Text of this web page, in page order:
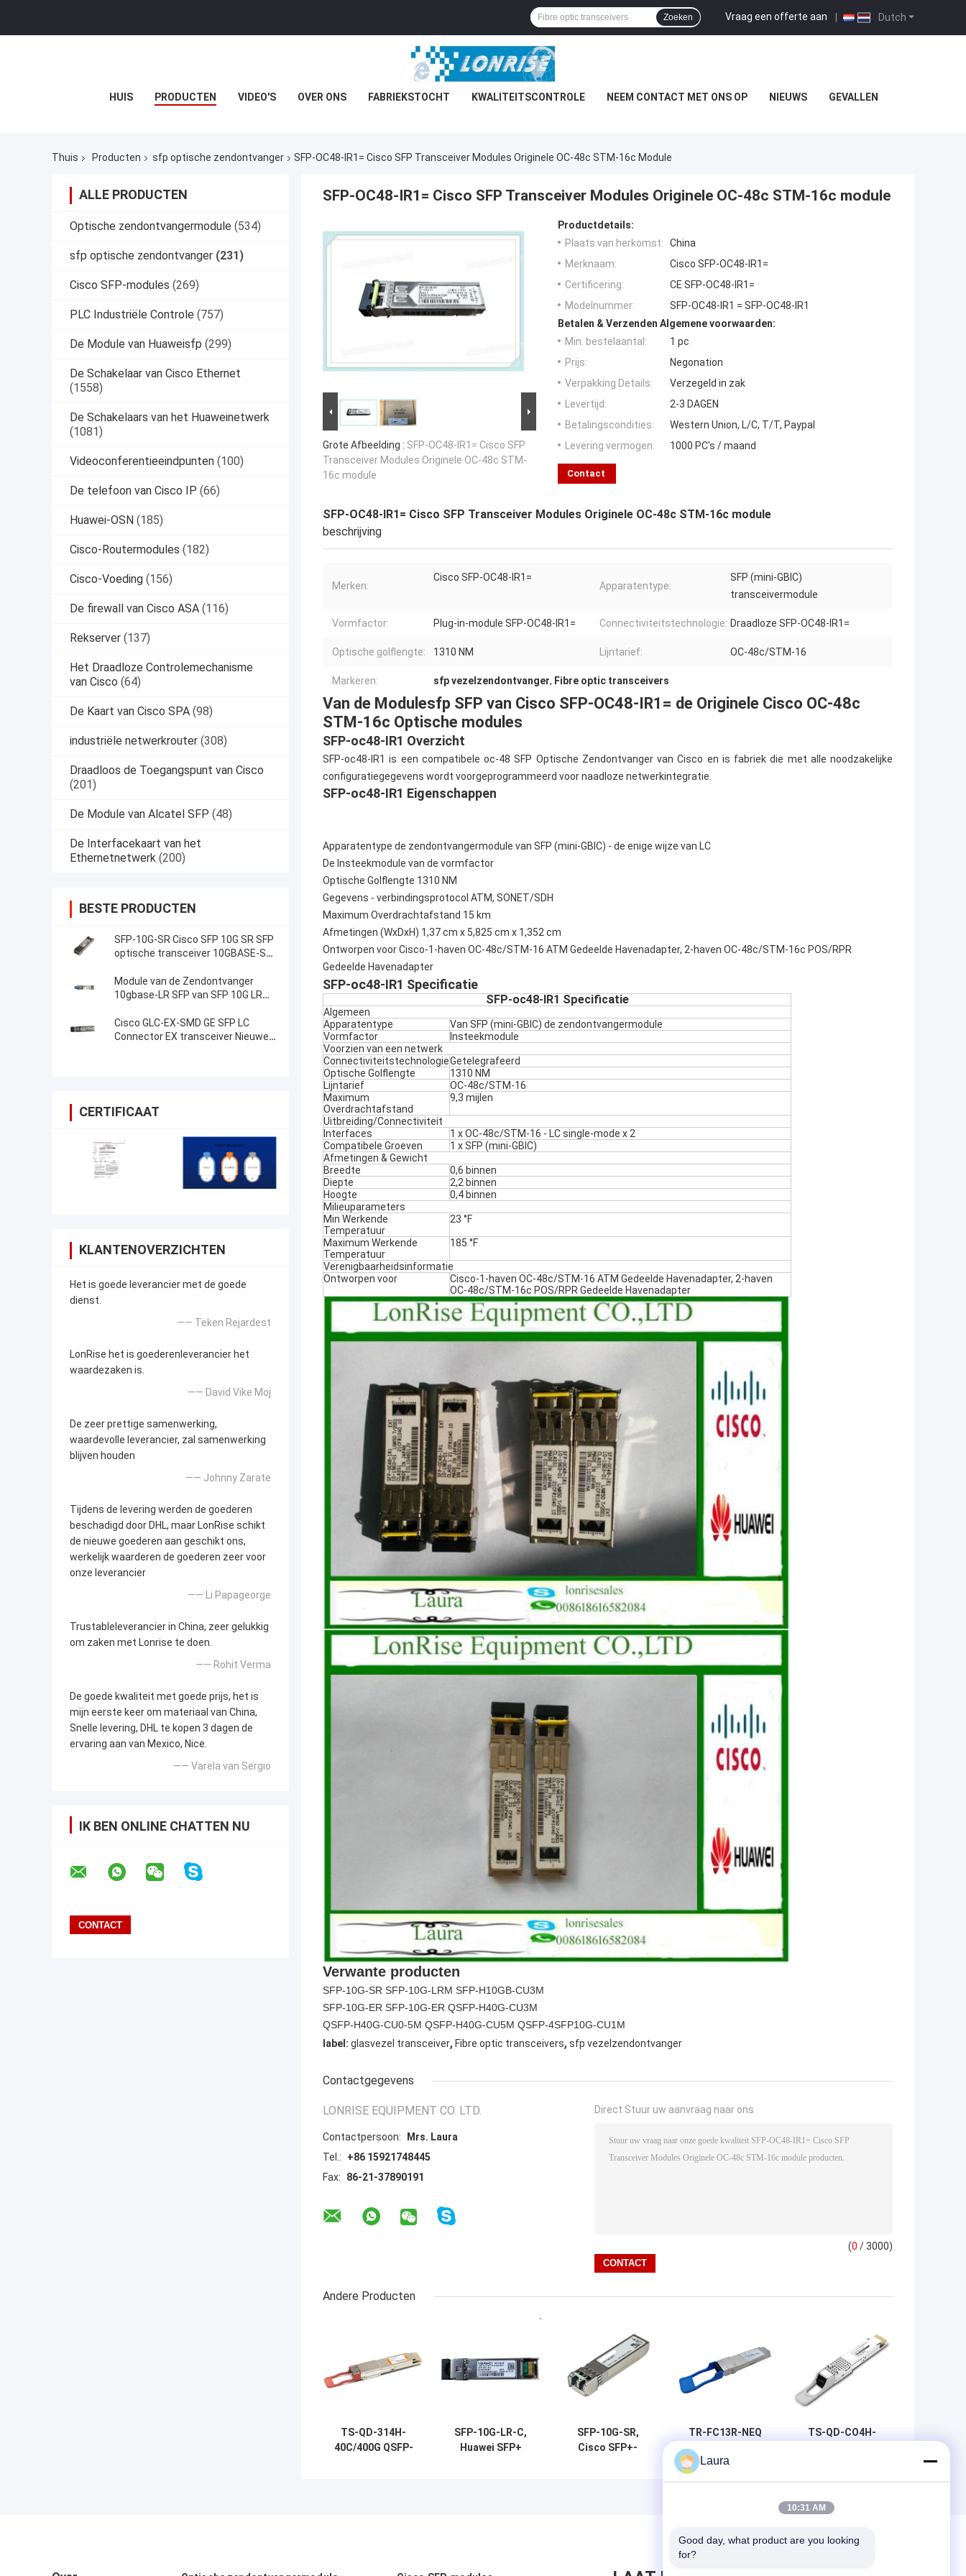
Dutch
Vraag een offerte aan |
Zoeken
HUIS PRODUCTEN VIDEO'S OVER ONS FABRIEKSTOCHT KWALITEITSCONTROLE NEEM CONTACT MET ONS OP NIEUWS GEVALLEN
Thuis Producten sfp optische zendontvanger SFP-OC48-IR1= Cisco SFP Transceiver Modules Originele OC-48c STM-16c Module
ALLE PRODUCTEN
Optische zendontvangermodule (534)
sfp optische zendontvanger (231)
Cisco SFP-modules (269)
PLC Industriële Controle (757)
De Module van Huaweisfp (299)
De Schakelaar van Cisco Ethernet
(1558)
De Schakelaars van het Huaweinetwerk
(1081)
Videoconferentieeindpunten (100)
De telefoon van Cisco IP (66)
Huawei-OSN (185)
Cisco-Routermodules (182)
Cisco-Voeding (156)
De firewall van Cisco ASA (116)
Rekserver (137)
Het Draadloze Controlemechanisme
van Cisco (64)
De Kaart van Cisco SPA (98)
industriële netwerkrouter (308)
Draadloos de Toegangspunt van Cisco
(201)
De Module van Alcatel SFP (48)
De Interfacekaart van het
Ethernetnetwerk (200)
BESTE PRODUCTEN
SFP-10G-SR Cisco SFP 10G SR SFP
optische transceiver 10GBASE-SR
Module van de Zendontvanger
10gbase-LR SFP van SFP 10G LR
Cisco GLC-EX-SMD GE SFP LC
Connector EX transceiver Nieuwe
CERTIFICAAT
KLANTENOVERZICHTEN
Het is goede leverancier met de goede
dienst.
—— Teken Rejardest
LonRise het is goederenleverancier het
waardezaken is.
—— David Vike Moj
De zeer prettige samenwerking,
waardevolle leverancier, zal samenwerking
blijven houden
—— Johnny Zarate
Tijdens de levering werden de goederen
beschadigd door DHL, maar LonRise schikt
de nieuwe goederen aan geschikt ons,
werkelijk waarderen de goederen zeer voor
onze leverancier
—— Li Papageorge
Trustableleverancier in China, zeer gelukkig
om zaken met Lonrise te doen.
—— Rohit Verma
De goede kwaliteit met goede prijs, het is
mijn eerste keer om materiaal van China,
Snelle levering, DHL te kopen 3 dagen de
ervaring aan van Mexico, Nice.
—— Varela van Sergio
IK BEN ONLINE CHATTEN NU
SFP-OC48-IR1= Cisco SFP Transceiver Modules Originele OC-48c STM-16c module
Grote Afbeelding : SFP-OC48-IR1= Cisco SFP
Transceiver Modules Originele OC-48c STM-
16c module
Productdetails:
Plaats van herkomst:
China
Merknaam:
Cisco SFP-OC48-IR1=
Certificering:
CE SFP-OC48-IR1=
Modelnummer:
SFP-OC48-IR1 = SFP-OC48-IR1
Betalen & Verzenden Algemene voorwaarden:
Min. bestelaantal:
1 pc
Prijs:
Negonation
Verpakking Details:
Verzegeld in zak
Levertijd:
2-3 DAGEN
Betalingscondities:
Western Union, L/C, T/T, Paypal
Levering vermogen:
1000 PC's / maand
Contact
SFP-OC48-IR1= Cisco SFP Transceiver Modules Originele OC-48c STM-16c module
beschrijving
Merken:
Cisco SFP-OC48-IR1=
Apparatentype:
SFP (mini-GBIC)
transceivermodule
Vormfactor: Plug-in-module SFP-OC48-IR1= Connectiviteitstechnologie: Draadloze SFP-OC48-IR1=
Optische golflengte: 1310 NM Lijntarief: OC-48c/STM-16
Markeren: sfp vezelzendontvanger, Fibre optic transceivers
Van de Modulesfp SFP van Cisco SFP-OC48-IR1= de Originele Cisco OC-48c
STM-16c Optische modules
SFP-oc48-IR1 Overzicht
SFP-oc48-IR1 is een compatibele oc-48 SFP Optische Zendontvanger van Cisco en is fabriek die met alle noodzakelijke
configuratiegegevens wordt voorgeprogrammeerd voor naadloze netwerkintegratie.
SFP-oc48-IR1 Eigenschappen
Apparatentype de zendontvangermodule van SFP (mini-GBIC) - de enige wijze van LC
De Insteekmodule van de vormfactor
Optische Golflengte 1310 NM
Gegevens - verbindingsprotocol ATM, SONET/SDH
Maximum Overdrachtafstand 15 km
Afmetingen (WxDxH) 1,37 cm x 5,825 cm x 1,352 cm
Ontworpen voor Cisco-1-haven OC-48c/STM-16 ATM Gedeelde Havenadapter, 2-haven OC-48c/STM-16c POS/RPR
Gedeelde Havenadapter
SFP-oc48-IR1 Specificatie
SFP-oc48-IR1 Specificatie
Algemeen
Apparatentype
Van SFP (mini-GBIC) de zendontvangermodule
Vormfactor
Insteekmodule
Voorzien van een netwerk
ConnectiviteitstechnologieGetelegrafeerd
Optische Golflengte
1310 NM
Lijntarief
OC-48c/STM-16
Maximum
Overdrachtafstand
9,3 mijlen
Uitbreiding/Connectiviteit
Interfaces
1 x OC-48c/STM-16 - LC single-mode x 2
Compatibele Groeven
1 x SFP (mini-GBIC)
Afmetingen & Gewicht
Breedte
0,6 binnen
Diepte
2,2 binnen
Hoogte
0,4 binnen
Milieuparameters
Min Werkende
Temperatuur
23 °F
Maximum Werkende
Temperatuur
185 °F
Verenigbaarheidsinformatie
Ontworpen voor
Cisco-1-haven OC-48c/STM-16 ATM Gedeelde Havenadapter, 2-haven
OC-48c/STM-16c POS/RPR Gedeelde Havenadapter
Verwante producten
SFP-10G-SR SFP-10G-LRM SFP-H10GB-CU3M
SFP-10G-ER SFP-10G-ER QSFP-H40G-CU3M
QSFP-H40G-CU0-5M QSFP-H40G-CU5M QSFP-4SFP10G-CU1M
label: glasvezel transceiver, Fibre optic transceivers, sfp vezelzendontvanger
Contactgegevens
LONRISE EQUIPMENT CO. LTD.
Contactpersoon:
Mrs. Laura
Tel.:
+86 15921748445
Fax:
86-21-37890191
Direct Stuur uw aanvraag naar ons
(0 / 3000)
Andere Producten
TS-QD-314H-
40C/400G QSFP-
SFP-10G-LR-C,
Huawei SFP+
SFP-10G-SR,
Cisco SFP+-
TR-FC13R-NEQ
Hoogwaardige
optische module |
Specificaties en
TS-QD-CO4H-
Metro Optical
Laura
10:31 AM
Good day, what product are you looking
for?